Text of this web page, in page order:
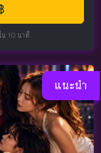
10 นาที
แนะนำ